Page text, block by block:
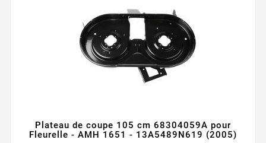
Plateau de coupe 105 cm 68304059A pour
Fleurelle - AMH 1651 - 13A5489N619 (2005)